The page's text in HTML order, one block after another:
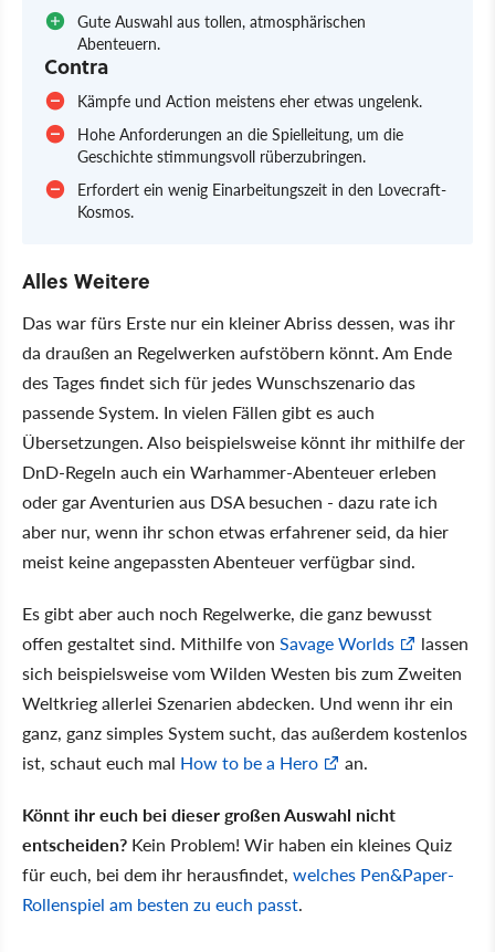
Gute Auswahl aus tollen, atmosphärischen
Abenteuern.
Contra
Kämpfe und Action meistens eher etwas ungelenk.
Hohe Anforderungen an die Spielleitung, um die
Geschichte stimmungsvoll rüberzubringen.
Erfordert ein wenig Einarbeitungszeit in den Lovecraft-
Kosmos.
Alles Weitere
Das war fürs Erste nur ein kleiner Abriss dessen, was ihr
da draußen an Regelwerken aufstöbern könnt. Am Ende
des Tages findet sich für jedes Wunschszenario das
passende System. In vielen Fällen gibt es auch
Übersetzungen. Also beispielsweise könnt ihr mithilfe der
DnD-Regeln auch ein Warhammer-Abenteuer erleben
oder gar Aventurien aus DSA besuchen - dazu rate ich
aber nur, wenn ihr schon etwas erfahrener seid, da hier
meist keine angepassten Abenteuer verfügbar sind.
Es gibt aber auch noch Regelwerke, die ganz bewusst
offen gestaltet sind. Mithilfe von Savage Worlds
lassen
sich beispielsweise vom Wilden Westen bis zum Zweiten
Weltkrieg allerlei Szenarien abdecken. Und wenn ihr ein
ganz, ganz simples System sucht, das außerdem kostenlos
ist, schaut euch mal How to be a Hero an.
Könnt ihr euch bei dieser großen Auswahl nicht
entscheiden? Kein Problem! Wir haben ein kleines Quiz
für euch, bei dem ihr herausfindet, welches Pen&Paper-
Rollenspiel am besten zu euch passt.